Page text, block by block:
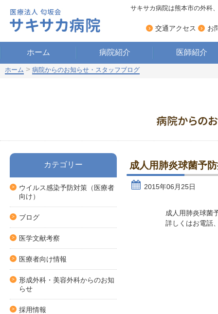
サキサカ病院は熊本市の外科
› 交通アクセス › お
ホーム 病院紹介 医師紹介
ホーム > 病院からのお知らせ・スタッフブログ
カテゴリー
ウイルス感染予防対策（医療者
向け）
ブログ
医学文献考察
医療者向け情報
形成外科・美容外科からのお知
らせ
採用情報
成人用肺炎球菌予
2015年06月25日
成人用肺炎球菌
詳しくはお電話